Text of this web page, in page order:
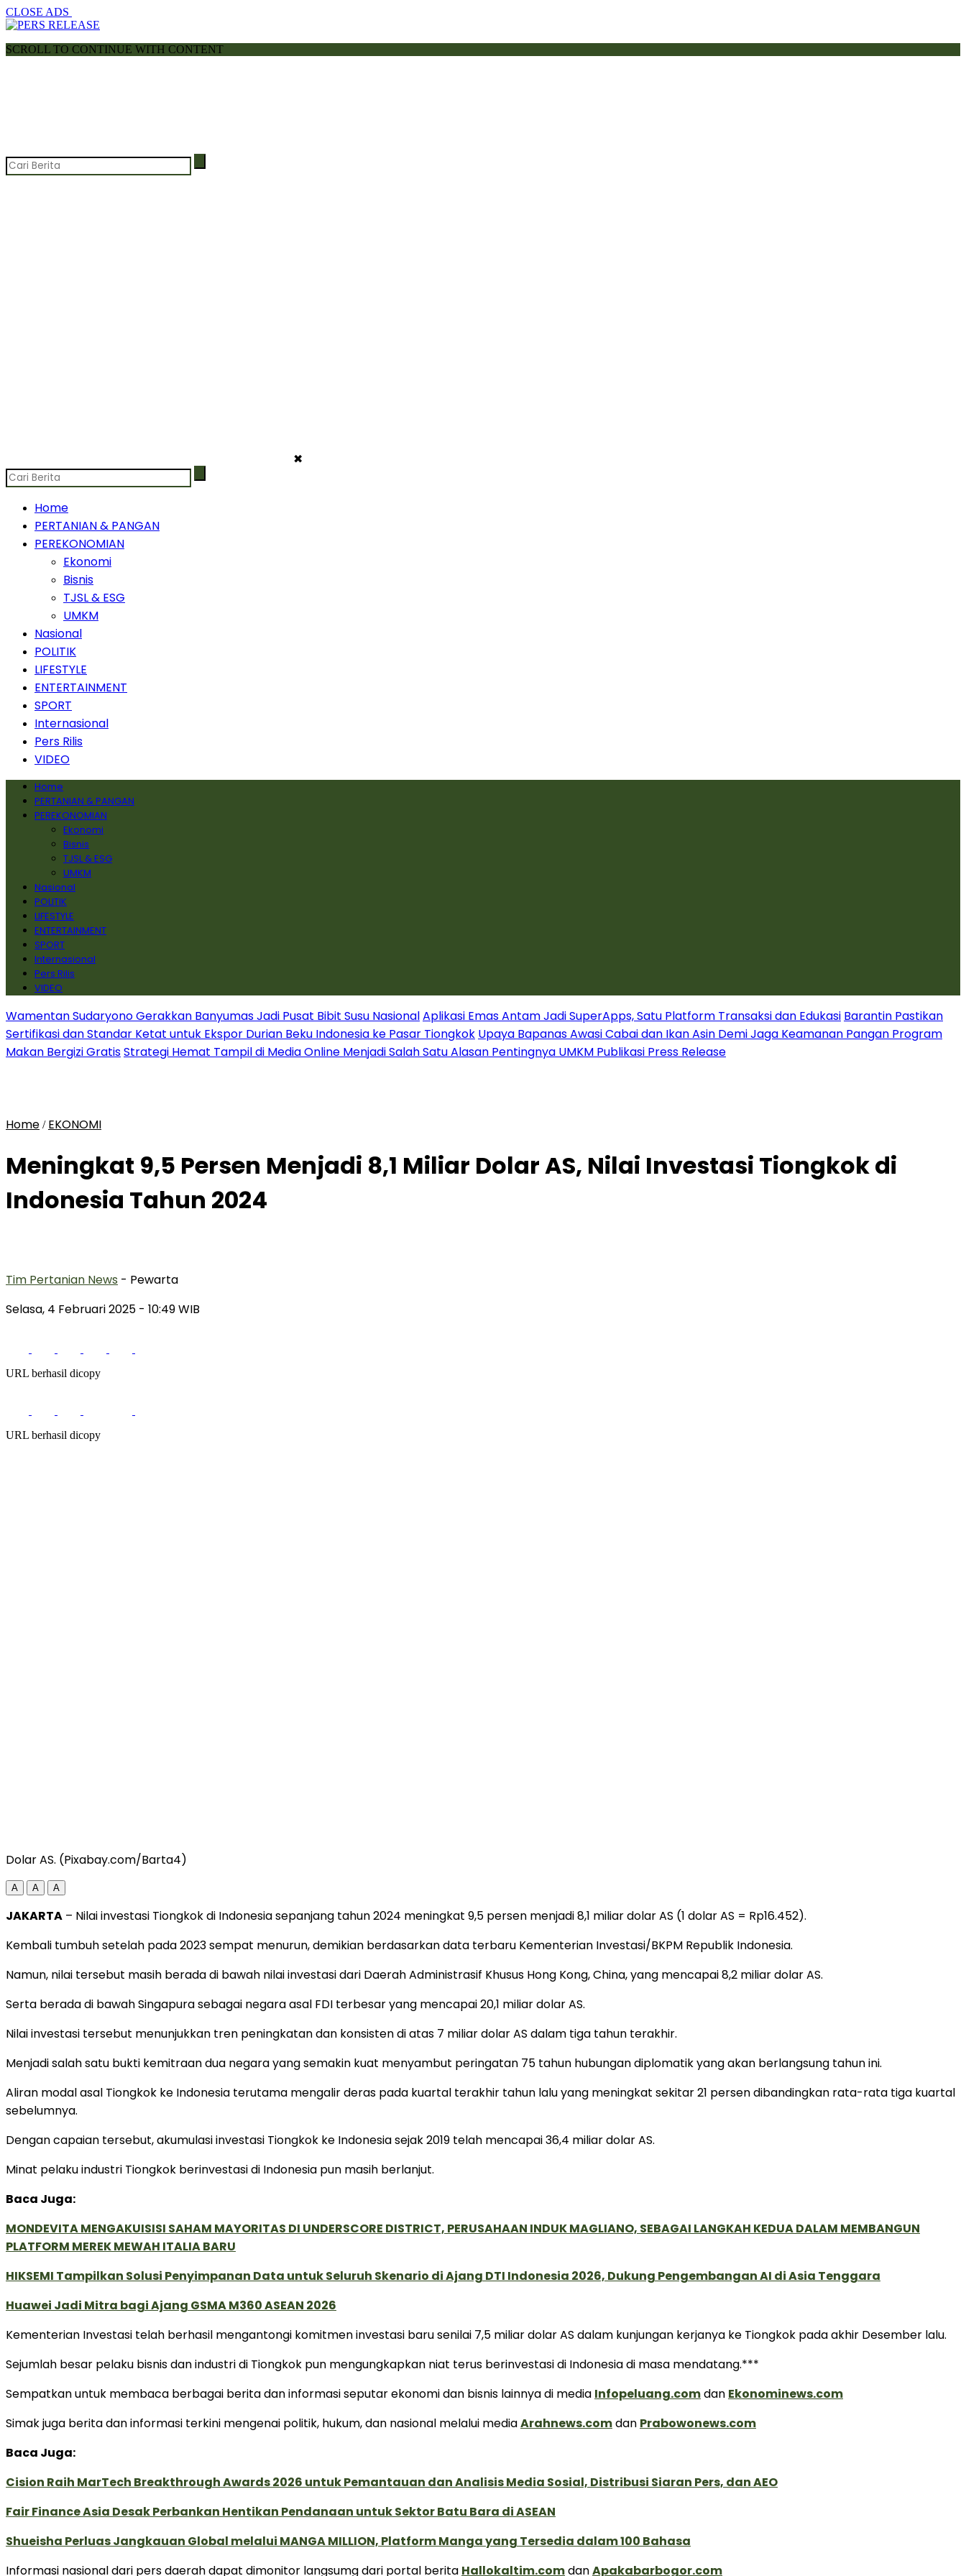
CLOSE ADS
SCROLL TO CONTINUE WITH CONTENT
✖
Home
PERTANIAN & PANGAN
PEREKONOMIAN
Ekonomi
Bisnis
TJSL & ESG
UMKM
Nasional
POLITIK
LIFESTYLE
ENTERTAINMENT
SPORT
Internasional
Pers Rilis
VIDEO
Home
PERTANIAN & PANGAN
PEREKONOMIAN
Ekonomi
Bisnis
TJSL & ESG
UMKM
Nasional
POLITIK
LIFESTYLE
ENTERTAINMENT
SPORT
Internasional
Pers Rilis
VIDEO
Wamentan Sudaryono Gerakkan Banyumas Jadi Pusat Bibit Susu NasionalAplikasi Emas Antam Jadi SuperApps, Satu Platform Transaksi dan Edukasi Barantin Pastikan
Sertifikasi dan Standar Ketat untuk Ekspor Durian Beku Indonesia ke Pasar Tiongkok Upaya Bapanas Awasi Cabai dan Ikan Asin Demi Jaga Keamanan Pangan Program
Makan Bergizi GratisStrategi Hemat Tampil di Media Online Menjadi Salah Satu Alasan Pentingnya UMKM Publikasi Press Release
Home / EKONOMI
Meningkat 9,5 Persen Menjadi 8,1 Miliar Dolar AS, Nilai Investasi Tiongkok di
Indonesia Tahun 2024
Tim Pertanian News - Pewarta
Selasa, 4 Februari 2025 - 10:49 WIB
URL berhasil dicopy
URL berhasil dicopy
Dolar AS. (Pixabay.com/Barta4)
A A A
JAKARTA – Nilai investasi Tiongkok di Indonesia sepanjang tahun 2024 meningkat 9,5 persen menjadi 8,1 miliar dolar AS (1 dolar AS = Rp16.452).
Kembali tumbuh setelah pada 2023 sempat menurun, demikian berdasarkan data terbaru Kementerian Investasi/BKPM Republik Indonesia.
Namun, nilai tersebut masih berada di bawah nilai investasi dari Daerah Administrasif Khusus Hong Kong, China, yang mencapai 8,2 miliar dolar AS.
Serta berada di bawah Singapura sebagai negara asal FDI terbesar yang mencapai 20,1 miliar dolar AS.
Nilai investasi tersebut menunjukkan tren peningkatan dan konsisten di atas 7 miliar dolar AS dalam tiga tahun terakhir.
Menjadi salah satu bukti kemitraan dua negara yang semakin kuat menyambut peringatan 75 tahun hubungan diplomatik yang akan berlangsung tahun ini.
Aliran modal asal Tiongkok ke Indonesia terutama mengalir deras pada kuartal terakhir tahun lalu yang meningkat sekitar 21 persen dibandingkan rata-rata tiga kuartal
sebelumnya.
Dengan capaian tersebut, akumulasi investasi Tiongkok ke Indonesia sejak 2019 telah mencapai 36,4 miliar dolar AS.
Minat pelaku industri Tiongkok berinvestasi di Indonesia pun masih berlanjut.
Baca Juga:
MONDEVITA MENGAKUISISI SAHAM MAYORITAS DI UNDERSCORE DISTRICT, PERUSAHAAN INDUK MAGLIANO, SEBAGAI LANGKAH KEDUA DALAM MEMBANGUN
PLATFORM MEREK MEWAH ITALIA BARU
HIKSEMI Tampilkan Solusi Penyimpanan Data untuk Seluruh Skenario di Ajang DTI Indonesia 2026, Dukung Pengembangan AI di Asia Tenggara
Huawei Jadi Mitra bagi Ajang GSMA M360 ASEAN 2026
Kementerian Investasi telah berhasil mengantongi komitmen investasi baru senilai 7,5 miliar dolar AS dalam kunjungan kerjanya ke Tiongkok pada akhir Desember lalu.
Sejumlah besar pelaku bisnis dan industri di Tiongkok pun mengungkapkan niat terus berinvestasi di Indonesia di masa mendatang.***
Sempatkan untuk membaca berbagai berita dan informasi seputar ekonomi dan bisnis lainnya di media Infopeluang.comdan Ekonominews.com
Simak juga berita dan informasi terkini mengenai politik, hukum, dan nasional melalui mediaArahnews.comdan Prabowonews.com
Baca Juga:
Cision Raih MarTech Breakthrough Awards 2026 untuk Pemantauan dan Analisis Media Sosial, Distribusi Siaran Pers, dan AEO
Fair Finance Asia Desak Perbankan Hentikan Pendanaan untuk Sektor Batu Bara di ASEAN
Shueisha Perluas Jangkauan Global melalui MANGA MILLION, Platform Manga yang Tersedia dalam 100 Bahasa
Informasi nasional dari pers daerah dapat dimonitor langsumg dari portal berita Hallokaltim.comdanApakabarbogor.com